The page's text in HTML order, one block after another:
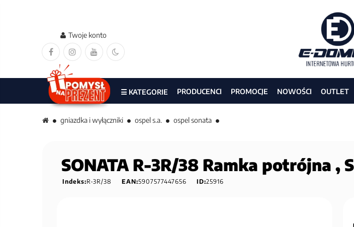
Twoje konto
☰ KATEGORIE PRODUCENCI PROMOCJE NOWOŚCI OUTLET
gniazdka i wyłączniki ospel s.a. ospel sonata
SONATA R-3R/38 Ramka potrójna ,
Indeks:R-3R/38 EAN:5907577447656 ID:25916